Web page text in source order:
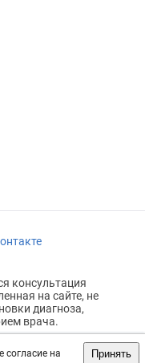
согласие на
Принять
консультация
на сайте, не
диагноза,
врача.